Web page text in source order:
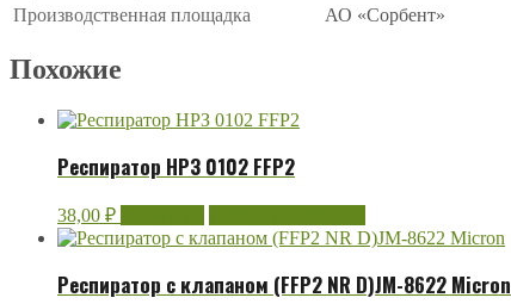
Производственная площадка
АО «Сорбент»
Похожие
Респиратор НРЗ 0102 FFP2
38,00 ₽
Респиратор с клапаном (FFP2 NR D)JM-8622 Micron